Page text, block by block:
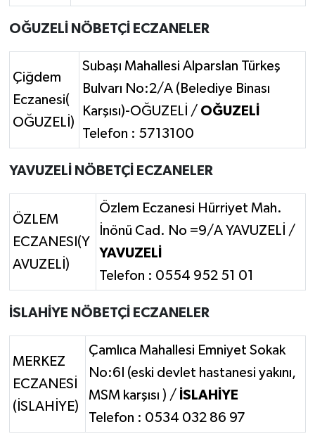
OĞUZELİ NÖBETÇİ ECZANELER
Çiğdem
Eczanesi(
OĞUZELİ)
Subaşı Mahallesi Alparslan Türkeş
Bulvarı No:2/A (Belediye Binası
Karşısı)-OĞUZELİ / OĞUZELİ
Telefon : 5713100
YAVUZELİ NÖBETÇİ ECZANELER
ÖZLEM
ECZANESI(Y
AVUZELİ)
Özlem Eczanesi Hürriyet Mah.
İnönü Cad. No =9/A YAVUZELİ /
YAVUZELİ
Telefon : 0554 952 51 01
İSLAHİYE NÖBETÇİ ECZANELER
MERKEZ
ECZANESİ
(İSLAHİYE)
Çamlıca Mahallesi Emniyet Sokak
No:6I (eski devlet hastanesi yakını,
MSM karşısı ) / İSLAHİYE
Telefon : 0534 032 86 97